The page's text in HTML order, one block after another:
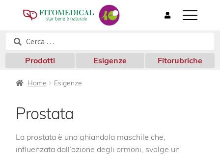
T
o
g
l
e
Cerca:
Cerca
Prodotti Esigenze Fitorubriche
Home Esigenze
Prostata
La prostata è una ghiandola maschile che,
influenzata dall’azione degli ormoni, svolge un